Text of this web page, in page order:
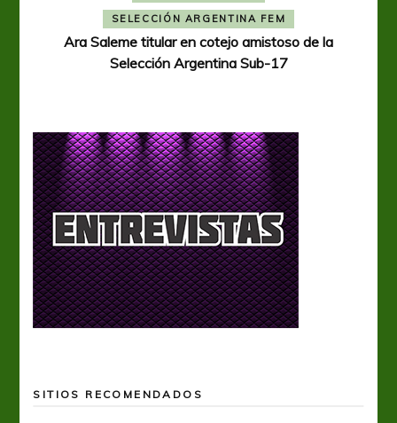
SELECCIÓN ARGENTINA FEM
Ara Saleme titular en cotejo amistoso de la
Selección Argentina Sub-17
SITIOS RECOMENDADOS